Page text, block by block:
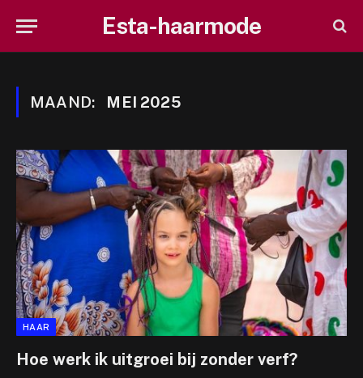
Esta-haarmode
MAAND: MEI 2025
HAAR
Hoe werk ik uitgroei bij zonder verf?